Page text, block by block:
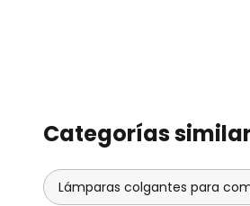
Categorías
Lámparas colgantes para